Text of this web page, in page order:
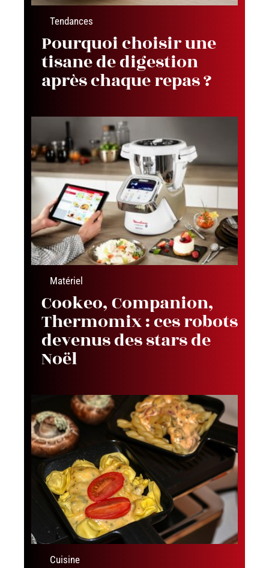
Tendances
Pourquoi choisir une
tisane de digestion
après chaque repas ?
Matériel
Cookeo, Companion,
Thermomix : ces robots
devenus des stars de
Noël
Cuisine